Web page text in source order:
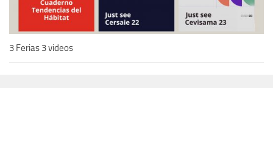
3 Ferias 3 videos